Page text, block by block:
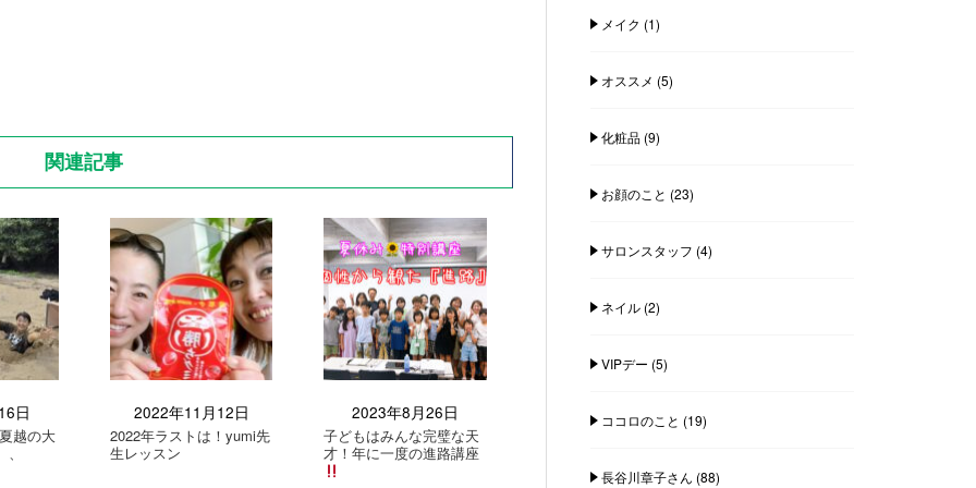
関連記事
日
夏越の大
2022年11月12日
2022年ラストは！yumi先
生レッスン
2023年8月26日
子どもはみんな完璧な天
才！年に一度の進路講座
メイク (1)
オススメ (5)
化粧品(9)
お顔のこと (23)
サロンスタッフ (4)
ネイル(2)
VIPデー (5)
ココロのこと (19)
長谷川章子さん (88)